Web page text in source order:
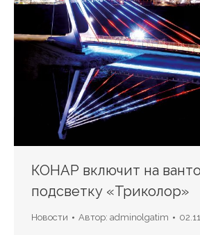
КОНАР включит на
подсветку «Триколор»
Новости Автор: adminolgatim